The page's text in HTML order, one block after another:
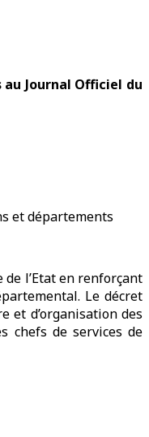
Journal Officiel du
et départements
de l’Etat en renforçant
Le décret
et d’organisation des
chefs de services de